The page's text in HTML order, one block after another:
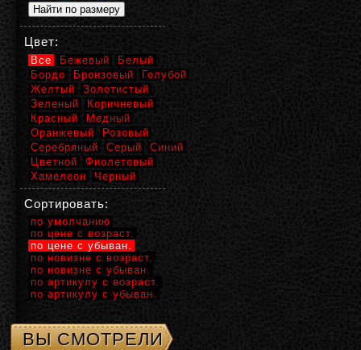
Цвет:
Все Бежевый
Белый
Бордо
Бронзовый
Голубой
Желтый
Золотистый
Зеленый
Коричневый
Красный
Медный
Оранжевый
Розовый
Серебряный
Серый
Синий
Цветной
Фиолетовый
Хамелеон
Черный
Сортировать:
по умолчанию
по цене с возраст.
по цене с убыван.
по новизне с возраст.
по новизне с убыван.
по артикулу с возраст.
по артикулу с убыван.
ВЫ СМОТРЕЛИ